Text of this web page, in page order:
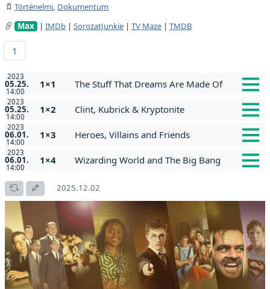
Történelmi, Dokumentum
Max
| IMDb | SorozatJunkie | TV Maze | TMDB
1
2023
05.25.
14:00
1×1 The Stuff That Dreams Are Made Of
2023
05.25.
14:00
1×2 Clint, Kubrick & Kryptonite
2023
06.01.
14:00
1×3 Heroes, Villains and Friends
2023
06.01.
14:00
1×4 Wizarding World and The Big Bang
2025.12.02